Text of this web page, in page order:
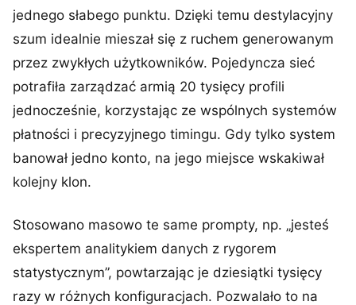
jednego słabego punktu. Dzięki temu destylacyjny
szum idealnie mieszał się z ruchem generowanym
przez zwykłych użytkowników. Pojedyncza sieć
potrafiła zarządzać armią 20 tysięcy profili
jednocześnie, korzystając ze wspólnych systemów
płatności i precyzyjnego timingu. Gdy tylko system
banował jedno konto, na jego miejsce wskakiwał
kolejny klon.
Stosowano masowo te same prompty, np. „jesteś
ekspertem analitykiem danych z rygorem
statystycznym”, powtarzając je dziesiątki tysięcy
razy w różnych konfiguracjach. Pozwalało to na